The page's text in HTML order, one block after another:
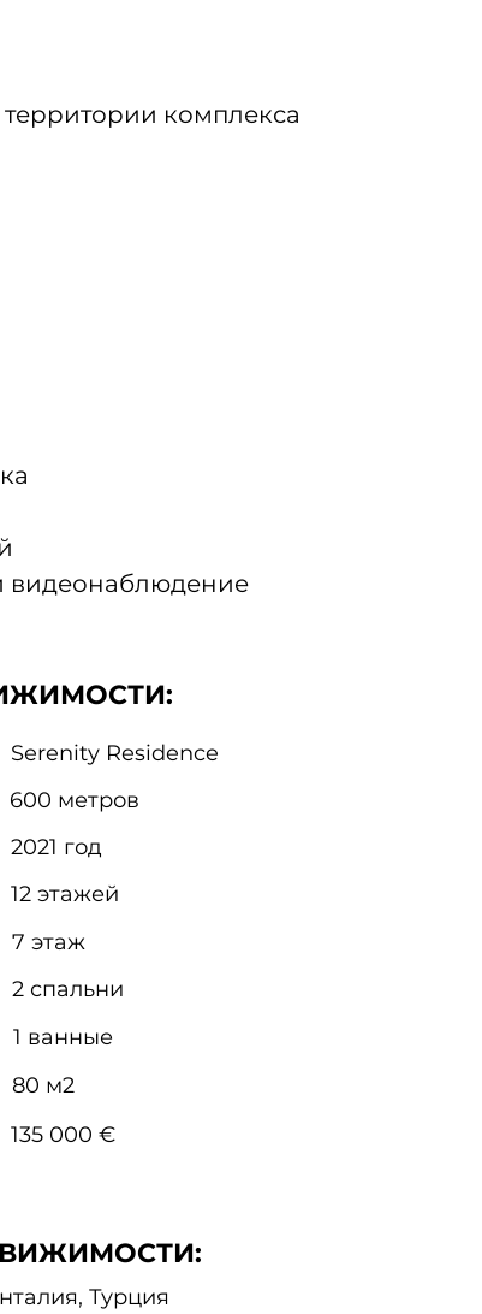
комплекса
видеонаблюдение
Serenity Residence
600 метров
2021 год
12 этажей
7 этаж
2 спальни
1 ванные
80 м2
135 000 €
Турция